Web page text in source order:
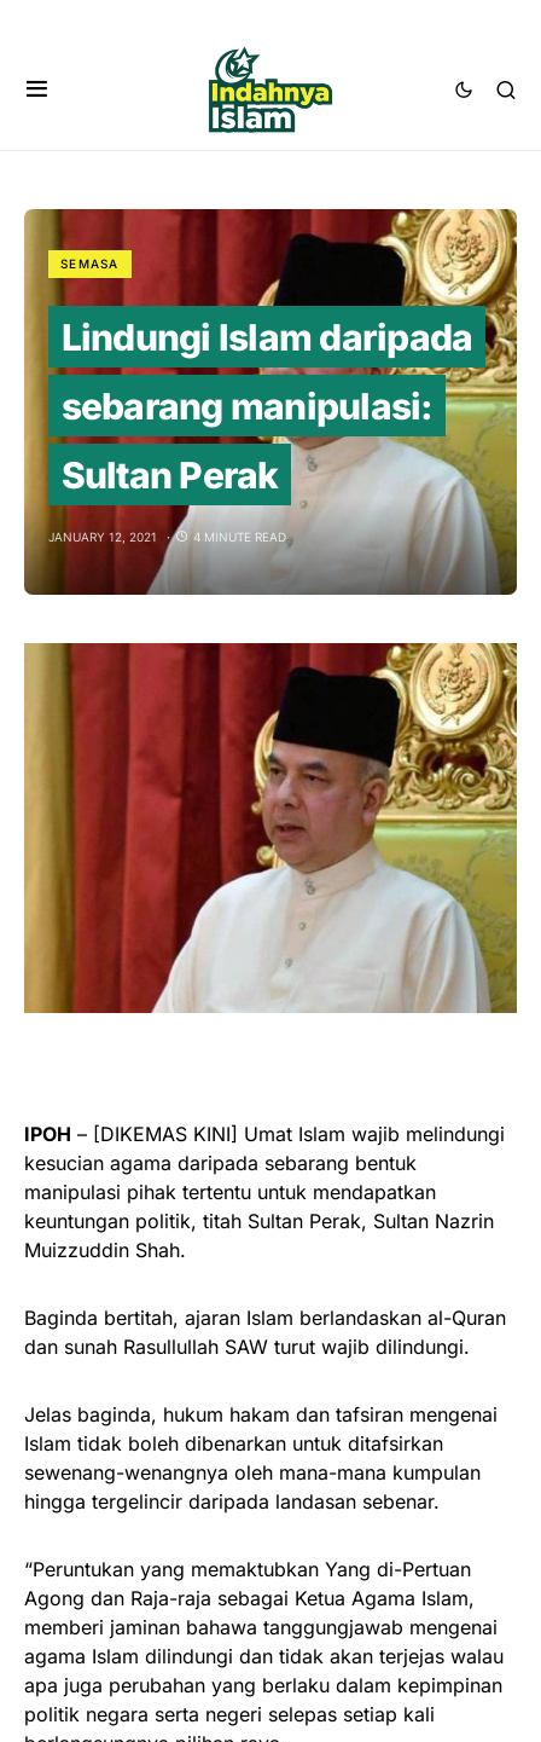
SEMASA
Lindungi Islam daripada
sebarang manipulasi:
Sultan Perak
JANUARY 12, 2021 4 MINUTE READ
IPOH – [DIKEMAS KINI] Umat Islam wajib melindungi
kesucian agama daripada sebarang bentuk
manipulasi pihak tertentu untuk mendapatkan
keuntungan politik, titah Sultan Perak, Sultan Nazrin
Muizzuddin Shah.
Baginda bertitah, ajaran Islam berlandaskan al-Quran
dan sunah Rasullullah SAW turut wajib dilindungi.
Jelas baginda, hukum hakam dan tafsiran mengenai
Islam tidak boleh dibenarkan untuk ditafsirkan
sewenang-wenangnya oleh mana-mana kumpulan
hingga tergelincir daripada landasan sebenar.
“Peruntukan yang memaktubkan Yang di-Pertuan
Agong dan Raja-raja sebagai Ketua Agama Islam,
memberi jaminan bahawa tanggungjawab mengenai
agama Islam dilindungi dan tidak akan terjejas walau
apa juga perubahan yang berlaku dalam kepimpinan
politik negara serta negeri selepas setiap kali